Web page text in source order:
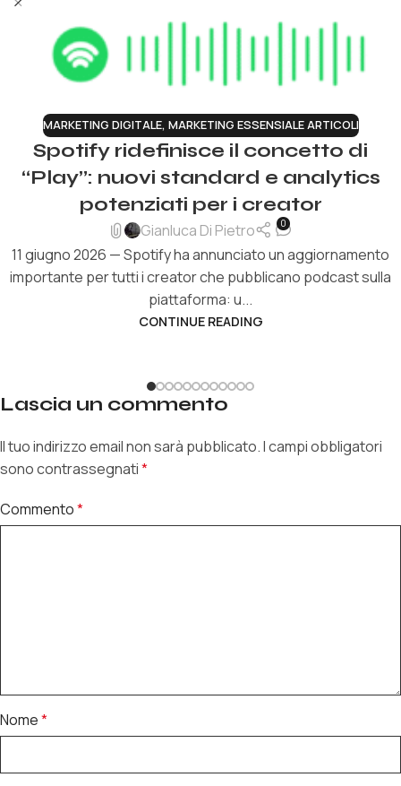
MARKETING DIGITALE, MARKETING ESSENSIALE ARTICOLI
Spotify ridefinisce il concetto di
“Play”: nuovi standard e analytics
potenziati per i creator
Gianluca Di Pietro 0
11 giugno 2026 — Spotify ha annunciato un aggiornamento
importante per tutti i creator che pubblicano podcast sulla
piattaforma: u...
CONTINUE READING
Lascia un commento
Il tuo indirizzo email non sarà pubblicato.I campi obbligatori
sono contrassegnati*
Commento*
Nome*